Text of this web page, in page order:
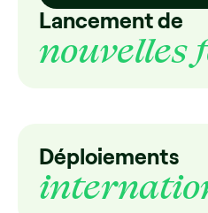
Lancement de
nouvelles
Déploiements